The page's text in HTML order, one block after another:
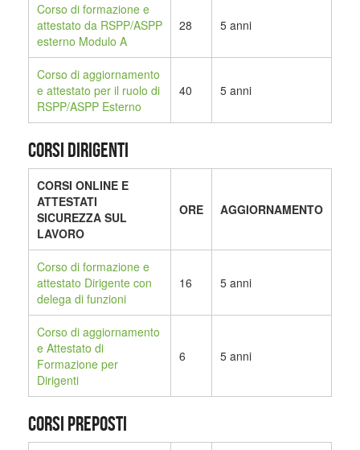
Corso di formazione e
attestato da RSPP/ASPP
esterno Modulo A
28 5 anni
Corso di aggiornamento
e attestato per il ruolo di
RSPP/ASPP Esterno
40 5 anni
CORSI DIRIGENTI
CORSI ONLINE E
ATTESTATI
SICUREZZA SUL
LAVORO
ORE AGGIORNAMENTO
Corso di formazione e
attestato Dirigente con
delega di funzioni
16 5 anni
Corso di aggiornamento
e Attestato di
Formazione per
Dirigenti
6 5 anni
CORSI PREPOSTI